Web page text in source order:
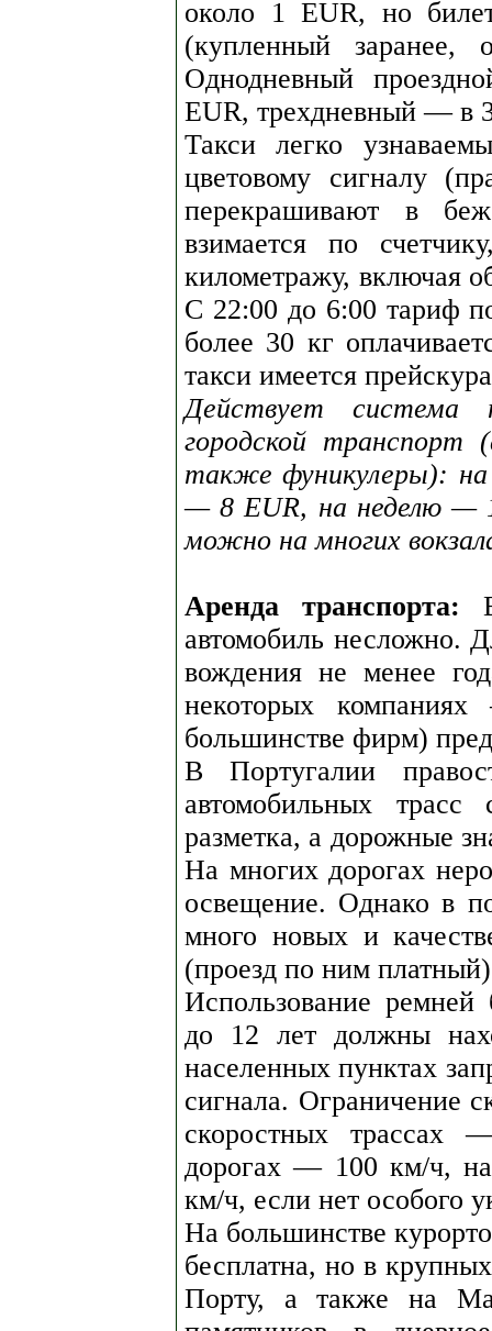
около 1 EUR, но
(купленный заранее,
Однодневный
EUR, трехдневный — в
Такси легко
цветовому сигналу
перекрашивают в
взимается по
километражу, включая
С 22:00 до 6:00 тариф
более 30 кг
такси имеется
Действует система
городской
также фуникулеры):
— 8 EUR, на неделю —
можно на многих
Аренда транспорта:
автомобиль несложно.
вождения не менее
некоторых
большинстве фирм)
В Португалии
автомобильных трасс
разметка, а дорожные
На многих дорогах
освещение. Однако в
много новых и
(проезд по ним
Использование ремней
до 12 лет должны
населенных пунктах
сигнала. Ограничение
скоростных
дорогах — 100 км/ч,
км/ч, если нет особого
На большинстве
бесплатна, но в
Порту, а также на